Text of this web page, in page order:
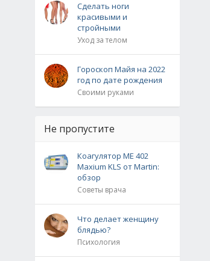
Сделать ноги
красивыми и
стройными
Уход за телом
Гороскоп Майя на 2022
год по дате рождения
Своими руками
Не пропустите
Коагулятор ME 402
Maxium KLS от Martin:
обзор
Советы врача
Что делает женщину
блядью?
Психология